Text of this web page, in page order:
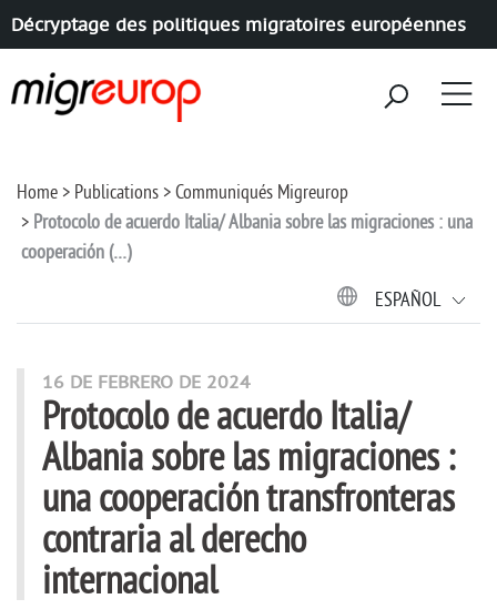
Décryptage des politiques migratoires européennes
Home Publications
Communiqués Migreurop
Protocolo de acuerdo Italia/ Albania sobre las migraciones : una
cooperación (…)
ESPAÑOL
16 DE FEBRERO DE 2024
Protocolo de acuerdo Italia/
Albania sobre las migraciones :
una cooperación transfronteras
contraria al derecho
internacional